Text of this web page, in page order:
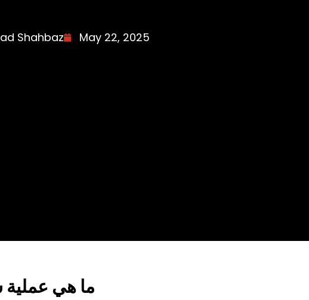
Shahbaz May 22, 2025
ما هي